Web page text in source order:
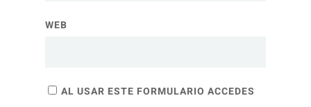
WEB
AL USAR ESTE FORMULARIO ACCEDES